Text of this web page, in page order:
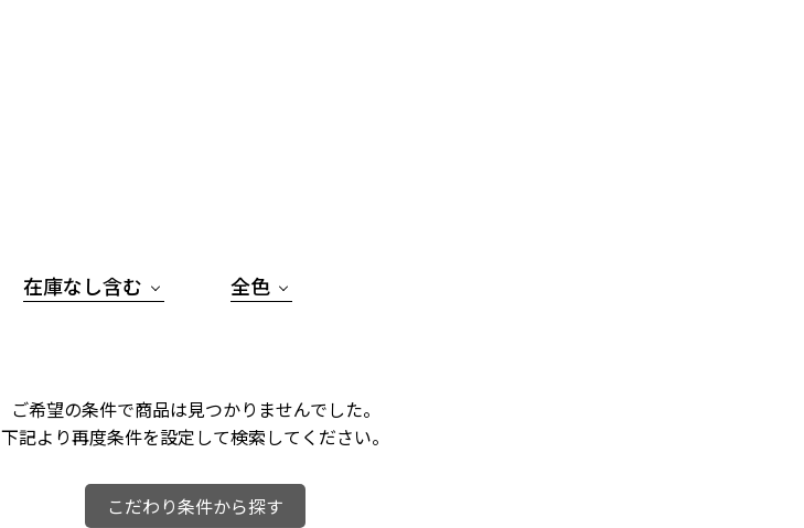
在庫なし含む 全色
ご希望の条件で商品は見つかりませんでした。
下記より再度条件を設定して検索してください。
こだわり条件から探す